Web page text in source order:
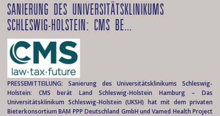
SANIERUNG DES UNIVERSITÄTSKLINIKUMS
SCHLESWIG-HOLSTEIN: CMS BE...
PRESSEMITTEILUNG: Sanierung des Universitätsklinikums Schleswig-
Holstein: CMS berät Land Schleswig-Holstein Hamburg – Das
Universitätsklinikum Schleswig-Holstein (UKSH) hat mit dem privaten
Bieterkonsortium BAM PPP Deutschland GmbH und Vamed Health Project